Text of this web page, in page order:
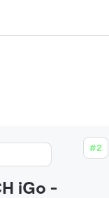
#2
iGo -